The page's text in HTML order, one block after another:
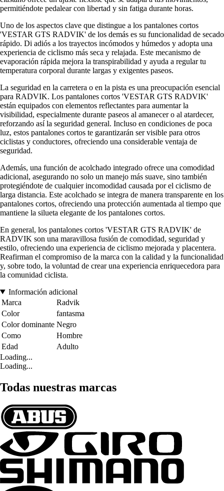
permitiéndote pedalear con libertad y sin fatiga durante horas.
Uno de los aspectos clave que distingue a los pantalones cortos
'VESTAR GTS RADVIK' de los demás es su funcionalidad de secado
rápido. Di adiós a los trayectos incómodos y húmedos y adopta una
experiencia de ciclismo más seca y relajada. Este mecanismo de
evaporación rápida mejora la transpirabilidad y ayuda a regular tu
temperatura corporal durante largas y exigentes paseos.
La seguridad en la carretera o en la pista es una preocupación esencial
para RADVIK. Los pantalones cortos 'VESTAR GTS RADVIK'
están equipados con elementos reflectantes para aumentar la
visibilidad, especialmente durante paseos al amanecer o al atardecer,
reforzando así la seguridad general. Incluso en condiciones de poca
luz, estos pantalones cortos te garantizarán ser visible para otros
ciclistas y conductores, ofreciendo una considerable ventaja de
seguridad.
Además, una función de acolchado integrado ofrece una comodidad
adicional, asegurando no solo un manejo más suave, sino también
protegiéndote de cualquier incomodidad causada por el ciclismo de
larga distancia. Este acolchado se integra de manera transparente en los
pantalones cortos, ofreciendo una protección aumentada al tiempo que
mantiene la silueta elegante de los pantalones cortos.
En general, los pantalones cortos 'VESTAR GTS RADVIK' de
RADVIK son una maravillosa fusión de comodidad, seguridad y
estilo, ofreciendo una experiencia de ciclismo mejorada y placentera.
Reafirman el compromiso de la marca con la calidad y la funcionalidad
y, sobre todo, la voluntad de crear una experiencia enriquecedora para
la comunidad ciclista.
Información adicional
Marca
Radvik
Color
fantasma
Color dominante Negro
Como
Hombre
Edad
Adulto
Loading...
Loading...
Todas nuestras marcas